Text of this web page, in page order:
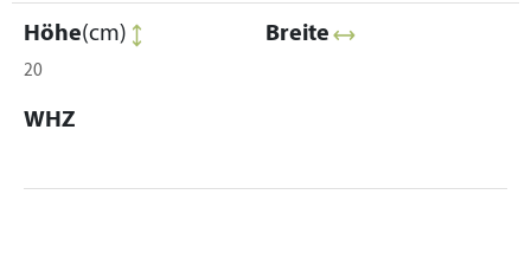
Höhe(cm)
20
Breite
WHZ